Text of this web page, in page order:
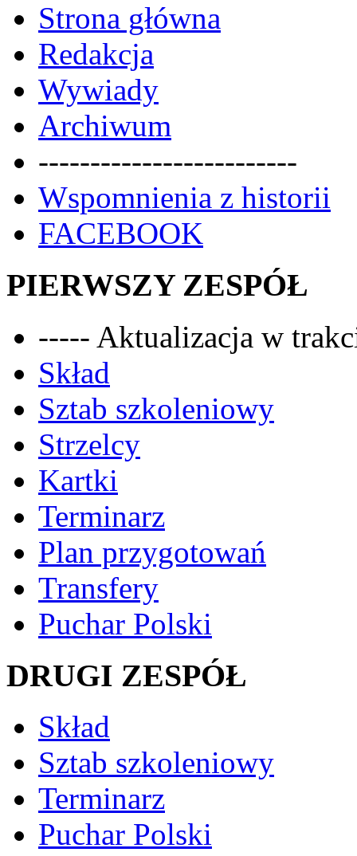
Strona główna
Redakcja
Wywiady
Archiwum
-------------------------
Wspomnienia z historii
FACEBOOK
PIERWSZY ZESPÓŁ
----- Aktualizacja w
Skład
Sztab szkoleniowy
Strzelcy
Kartki
Terminarz
Plan przygotowań
Transfery
Puchar Polski
DRUGI ZESPÓŁ
Skład
Sztab szkoleniowy
Terminarz
Puchar Polski